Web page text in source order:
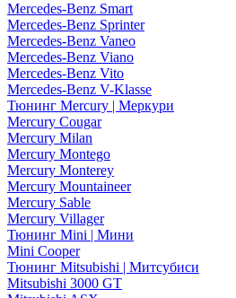
Mercedes-Benz Smart
Mercedes-Benz Sprinter
Mercedes-Benz Vaneo
Mercedes-Benz Viano
Mercedes-Benz Vito
Mercedes-Benz V-Klasse
Тюнинг Mercury | Меркури
Mercury Cougar
Mercury Milan
Mercury Montego
Mercury Monterey
Mercury Mountaineer
Mercury Sable
Mercury Villager
Тюнинг Mini | Мини
Mini Cooper
Тюнинг Mitsubishi | Митсубиси
Mitsubishi 3000 GT